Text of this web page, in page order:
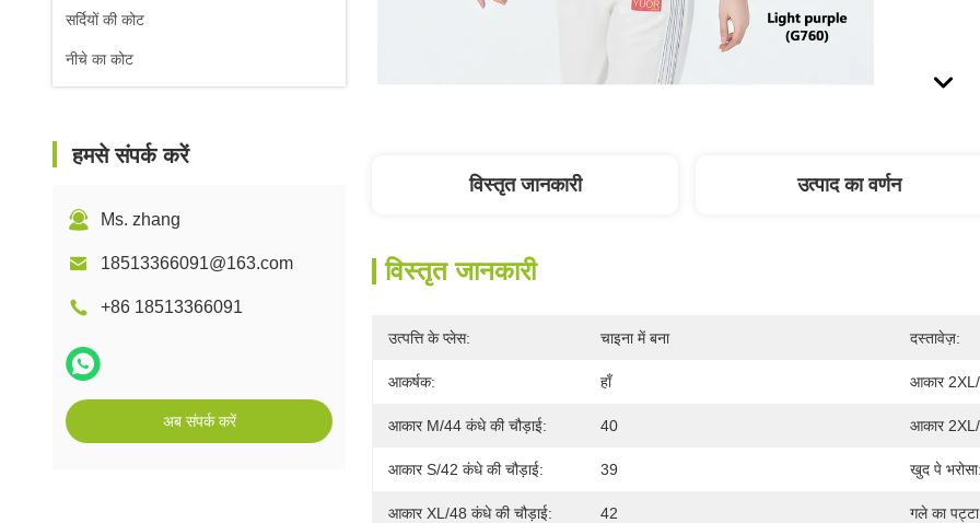
सर्दियों की कोट
नीचे का कोट
हमसे संपर्क करें
Ms. zhang
18513366091@163.com
+86 18513366091
अब संपर्क करें
विस्तृत जानकारी उत्पाद का वर्णन
विस्तृत जानकारी
उत्पत्ति के प्लेस: चाइना में बना दस्तावेज़:
आकर्षक: हाँ आकार
आकार M/44 कंधे की चौड़ाई: 40 आकार 2XL/
आकार S/42 कंधे की चौड़ाई: 39 खुद पे
आकार XL/48 कंधे की चौड़ाई: 42 गले का